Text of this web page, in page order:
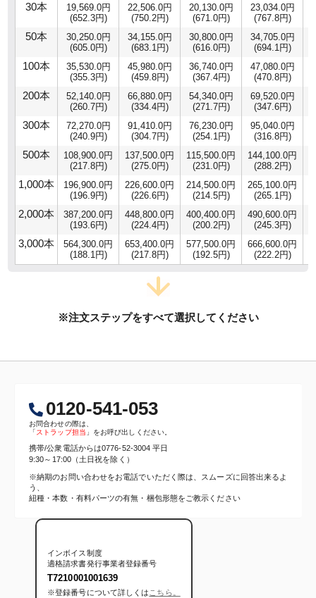
30本
19,569.0円
(652.3円)
22,506.0円
(750.2円)
20,130.0円
(671.0円)
23,034.0円
(767.8円)
50本
30,250.0円
(605.0円)
34,155.0円
(683.1円)
30,800.0円
(616.0円)
34,705.0円
(694.1円)
100本
35,530.0円
(355.3円)
45,980.0円
(459.8円)
36,740.0円
(367.4円)
47,080.0円
(470.8円)
200本
52,140.0円
(260.7円)
66,880.0円
(334.4円)
54,340.0円
(271.7円)
69,520.0円
(347.6円)
300本
72,270.0円
(240.9円)
91,410.0円
(304.7円)
76,230.0円
(254.1円)
95,040.0円
(316.8円)
500本
108,900.0円
(217.8円)
137,500.0円
(275.0円)
115,500.0円
(231.0円)
144,100.0円
(288.2円)
1,000本
196,900.0円
(196.9円)
226,600.0円
(226.6円)
214,500.0円
(214.5円)
265,100.0円
(265.1円)
2,000本
387,200.0円
(193.6円)
448,800.0円
(224.4円)
400,400.0円
(200.2円)
490,600.0円
(245.3円)
3,000本
564,300.0円
(188.1円)
653,400.0円
(217.8円)
577,500.0円
(192.5円)
666,600.0円
(222.2円)
※注文ステップをすべて選択してください
0120-541-053
お問合わせの際は、
「ストラップ担当 」をお呼び出しください。
携帯/公衆電話からは0776-52-3004 平日
9:30～17:00（土日祝を除く）
※納期のお問い合わせをお電話でいただく際は、スムーズに回答出来るよ
う、
紐種・本数・有料パーツの有無・梱包形態をご教示ください
インボイス制度
適格請求書発行事業者登録番号
T7210001001639
※登録番号について詳しくは こちら。